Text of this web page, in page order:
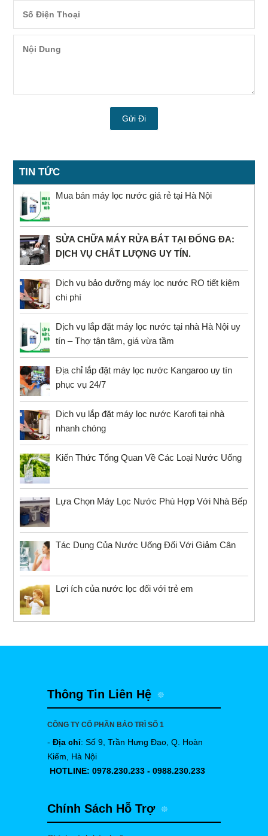
TIN TỨC
Mua bán máy lọc nước giá rẻ tại Hà Nội
SỬA CHỮA MÁY RỬA BÁT TẠI ĐỐNG ĐA:
DỊCH VỤ CHẤT LƯỢNG UY TÍN.
Dịch vụ bảo dưỡng máy lọc nước RO tiết kiệm
chi phí
Dịch vụ lắp đặt máy lọc nước tại nhà Hà Nội uy
tín – Thợ tận tâm, giá vừa tầm
Địa chỉ lắp đặt máy lọc nước Kangaroo uy tín
phục vụ 24/7
Dịch vụ lắp đặt máy lọc nước Karofi tại nhà
nhanh chóng
Kiến Thức Tổng Quan Về Các Loại Nước Uống
Lựa Chọn Máy Lọc Nước Phù Hợp Với Nhà Bếp
Tác Dụng Của Nước Uống Đối Với Giảm Cân
Lợi ích của nước lọc đối với trẻ em
Thông Tin Liên Hệ
CÔNG TY CỔ PHẦN BẢO TRÌ SỐ 1
- Địa chỉ: Số 9, Trần Hưng Đạo, Q. Hoàn
Kiếm, Hà Nội
HOTLINE: 0978.230.233 - 0988.230.233
Chính Sách Hỗ Trợ